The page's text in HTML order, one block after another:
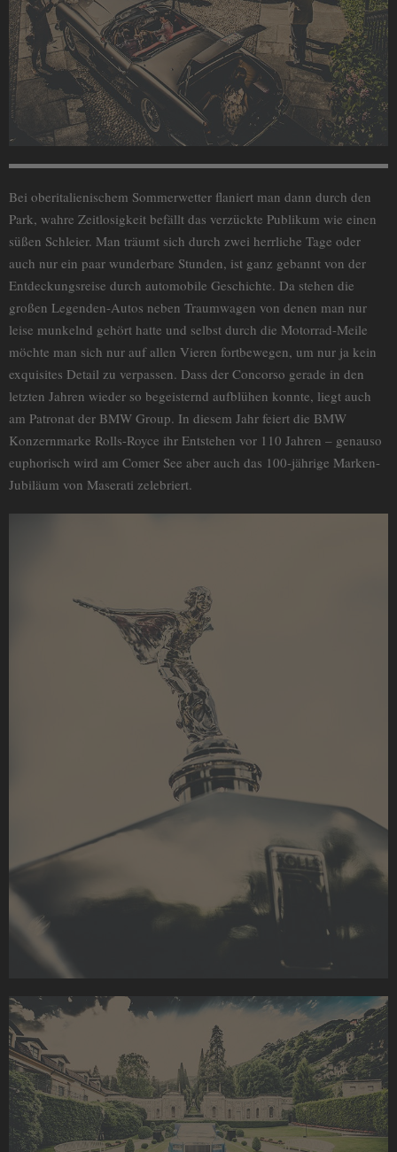
Bei oberitalienischem Sommerwetter flaniert man dann durch den
Park, wahre Zeitlosigkeit befällt das verzückte Publikum wie einen
süßen Schleier. Man träumt sich durch zwei herrliche Tage oder
auch nur ein paar wunderbare Stunden, ist ganz gebannt von der
Entdeckungsreise durch automobile Geschichte. Da stehen die
großen Legenden-Autos neben Traumwagen von denen man nur
leise munkelnd gehört hatte und selbst durch die Motorrad-Meile
möchte man sich nur auf allen Vieren fortbewegen, um nur ja kein
exquisites Detail zu verpassen. Dass der Concorso gerade in den
letzten Jahren wieder so begeisternd aufblühen konnte, liegt auch
am Patronat der BMW Group. In diesem Jahr feiert die BMW
Konzernmarke Rolls-Royce ihr Entstehen vor 110 Jahren – genauso
euphorisch wird am Comer See aber auch das 100-jährige Marken-
Jubiläum von Maserati zelebriert.